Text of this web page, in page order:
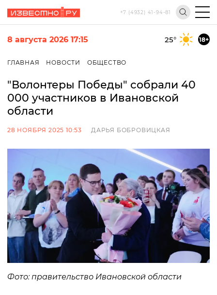
+7 (4932) 41-94-81
8 августа 2026 17:15 25° 18+
ГЛАВНАЯ НОВОСТИ ОБЩЕСТВО
"Волонтеры Победы" собрали 40
000 участников в Ивановской
области
28 НОЯБРЯ 2025 10:53 ДАРЬЯ БОБРОВИЦКАЯ
Фото: правительство Ивановской области